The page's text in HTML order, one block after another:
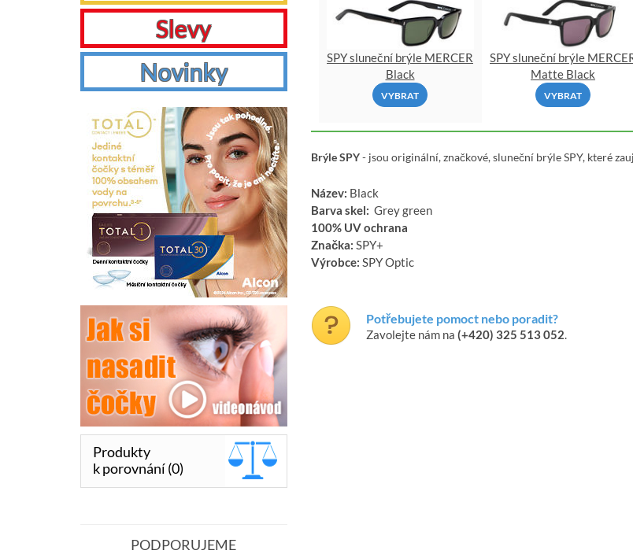
SPY sluneční brýle MERCER
Black
VYBRAT
SPY sluneční brýle
Matte Black
VYBRAT
Brýle SPY- jsou originální, značkové, sluneční brýle SPY, které
Název: Black
Barva skel: Grey green
100% UV ochrana
Značka: SPY+
Výrobce: SPY Optic
Potřebujete pomoct nebo poradit?
Zavolejte nám na (+420) 325 513 052.
Slevy
Novinky
Produkty
k porovnání (0)
PODPORUJEME